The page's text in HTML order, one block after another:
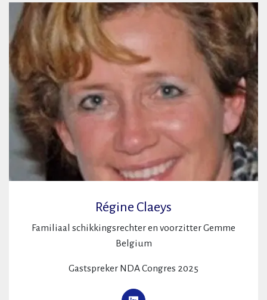
Régine Claeys
Familiaal schikkingsrechter en voorzitter Gemme
Belgium
Gastspreker NDA Congres 2025